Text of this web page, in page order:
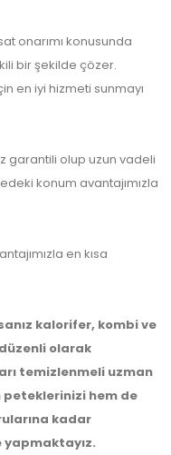
onarımı konusunda
bir şekilde çözer.
en iyi hizmeti sunmayı
garantili olup uzun vadeli
konum avantajımızla
en kısa
kalorifer, kombi ve
düzenli olarak
temizlenmeli uzman
peteklerinizi hem de
kadar